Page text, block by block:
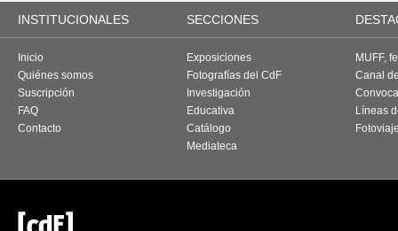
INSTITUCIONALES SECCIONES
Inicio
Quiénes somos
Suscripción
FAQ
Contacto
Exposiciones
Fotografías del CdF
Investigación
Educativa
Catálogo
Mediateca
MUFF,
Canal
Líneas